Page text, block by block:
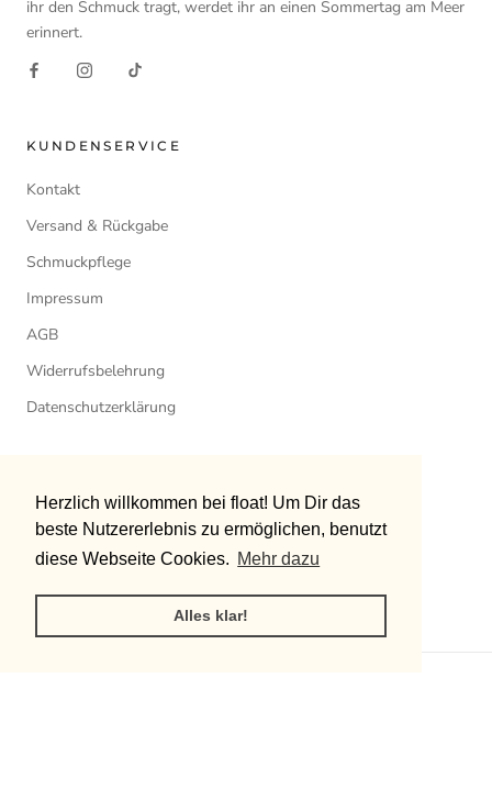
Herzlich willkommen bei float! Um Dir das
beste Nutzererlebnis zu ermöglichen, benutzt
diese Webseite Cookies. Mehr dazu
Alles klar!
Herzlich willkommen bei float! Um Dir das
beste Nutzererlebnis zu ermöglichen, benutzt
diese Webseite Cookies. Mehr dazu
Alles klar!
ihr den Schmuck tragt, werdet ihr an einen Sommertag am Meer
erinnert.
KUNDENSERVICE
Kontakt
Versand & Rückgabe
Schmuckpflege
Impressum
AGB
Widerrufsbelehrung
Datenschutzerklärung
Sprache
DEUTSCH
© FLOAT